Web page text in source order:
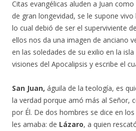
Citas evangélicas aluden a Juan
de gran longevidad, se le supone
lo cual debió de ser el superviviente
ellos nos da una imagen de anciano
en las soledades de su exilio en la
visiones del Apocalipsis y escribe el
San Juan, águila de la teología, es
la verdad porque amó más al Señor,
por Él. De dos hombres se dice en los
les amaba: de Lázaro, a quien